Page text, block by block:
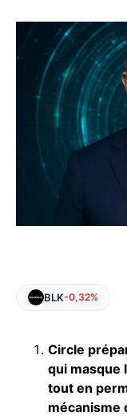
BLK-0,32%
Circle
qui masque
tout en
mécanisme